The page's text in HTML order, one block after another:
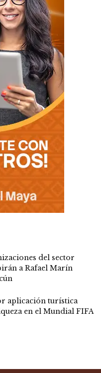
del sector
a Rafael Marín
aplicación turística
en el Mundial FIFA